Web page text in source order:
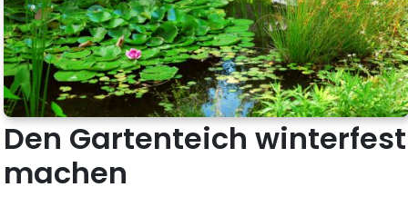
Den Gartenteich winterfest
machen